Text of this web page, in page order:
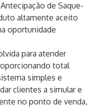
de Saque-
altamente aceito
oportunidade
para atender
total
simples e
clientes a simular e
no ponto de venda,